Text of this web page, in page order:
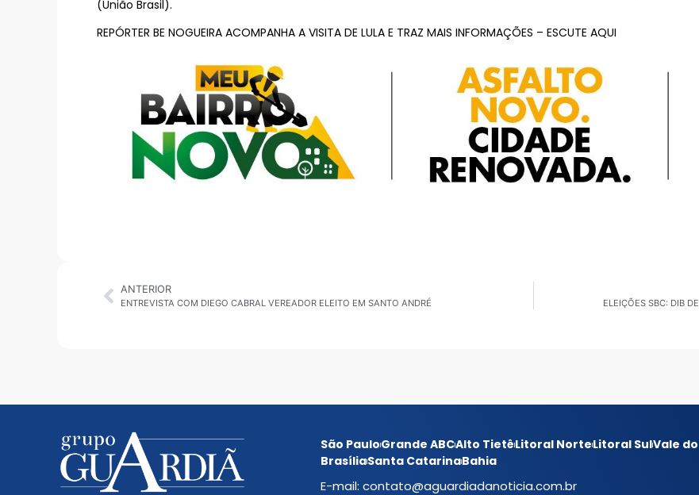
(União Brasil).
REPÓRTER BE NOGUEIRA ACOMPANHA A VISITA DE LULA E TRAZ MAIS INFORMAÇÕES – ESCUTE AQUI
ANTERIOR
ENTREVISTA COM DIEGO CABRAL VEREADOR ELEITO EM SANTO ANDRÉ ELEIÇÕES SBC: DIB
São PauloGrande ABCAlto TietêLitoral NorteLitoral SulVale
BrasíliaSanta CatarinaBahia
E-mail: contato@aguardiadanoticia.com.br